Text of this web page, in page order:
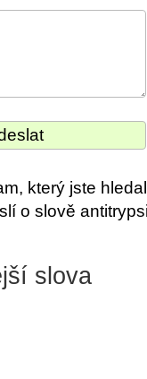
který jste
o slově
slova